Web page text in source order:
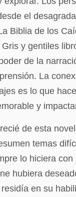
el
Biblia de los
y gentiles
de la
La
es lo que
y
de esta
temas
lo hiciera con
hubiera
en su